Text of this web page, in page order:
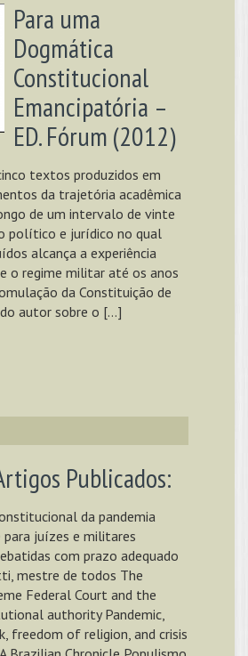
Para uma
Dogmática
Constitucional
Emancipatória –
ED. Fórum (2012)
textos produzidos em
da trajetória acadêmica
de um intervalo de vinte
político e jurídico no qual
alcança a experiência
o regime militar até os anos
da Constituição de
autor sobre o […]
Publicados:
da pandemia
para juízes e militares
com prazo adequado
mestre de todos The
Federal Court and the
authority Pandemic,
freedom of religion, and crisis